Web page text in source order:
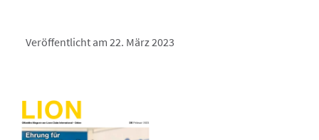
Veröffentlicht am 22. März 2023